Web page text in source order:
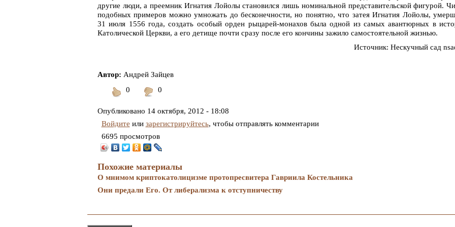
другие люди, а преемник Игнатия Лойолы становился лишь номинальной представительской фигурой.
подобных примеров можно умножать до бесконечности, но понятно, что затея Игнатия Лойолы,
31 июля 1556 года, создать особый орден рыцарей-монахов была одной из самых авантюрных в
Католической Церкви, а его детище почти сразу после его кончины зажило самостоятельной жизнью.
Источник: Нескучный сад
Автор: Андрей Зайцев
0
понравилось
0
Опубликовано 14 октября, 2012 - 18:08
Войдите или зарегистрируйтесь, чтобы отправлять комментарии
6695 просмотров
Похожие материалы
О мнимом криптокатолицизме протопресвитера Гавриила Костельника
Они предали Его. От либерализма к отступничеству